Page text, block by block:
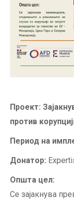
Проект:
против
Период на
Донатор:
Општa цел:
Се зајакнува